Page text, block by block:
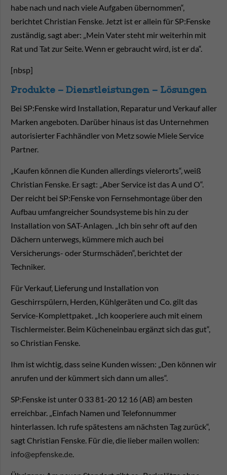
habe nach und nach viele Aufgaben übernommen“,
berichtet Christian Fenske. Jetzt ist er allein für SP:Fenske
zuständig, sagt aber: „Mein Vater steht mir weiterhin mit
Rat und Tat zur Seite. Wenn er gebraucht wird, ist er da“.
[nbsp]
Produkte – Dienstleistungen – Lösungen
Bei SP:Fenske wird Installation, Reparatur und Verkauf aller
Marken angeboten. Darüber hinaus ist das Unternehmen
autorisierter Fachhändler von Metz sowie Miele Service
Partner.
„Kaufen können die Kunden allerdings vielerorts“, weiß
Christian Fenske. Er sagt: „Aber Service ist das A und O“.
Der reicht bei SP:Fenske von Fernsehmontage über den
Aufbau umfangreicher Soundsysteme bis hin zu der
Installation von SAT-Anlagen. „Ich bin sehr oft auf den
Dächern unterwegs, kümmere mich auch bei
Versicherungs- oder Sturmschäden“, berichtet der
Techniker.
Für Verkauf, Lieferung und Installation von
Geschirrspülern, Herden, Kühlgeräten und Co. gilt das
Service-Komplettpaket. „Ich kooperiere auch mit einem
Tischlermeister. Beim Kücheneinbau ergänzt sich das gut“,
so Christian Fenske.
Ihm ist wichtig, dass seine Kunden wissen: „Den können wir
anrufen und der kümmert sich dann um alles“.
SP:Fenske ist unter 0 33 81-20 12 16 (AB) am besten
erreichbar. „Einfach Namen und Telefonnummer
hinterlassen. Ich rufe spätestens am nächsten Tag zurück“,
sagt Christian Fenske. Für die, die lieber mailen wollen:
info@epfenske.de.